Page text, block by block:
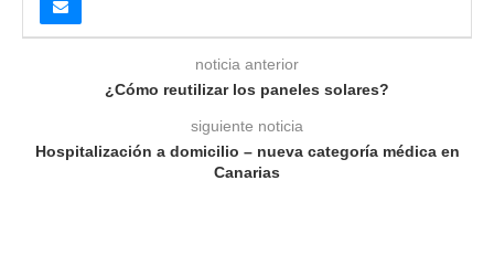
noticia anterior
¿Cómo reutilizar los paneles solares?
siguiente noticia
Hospitalización a domicilio – nueva categoría médica en
Canarias